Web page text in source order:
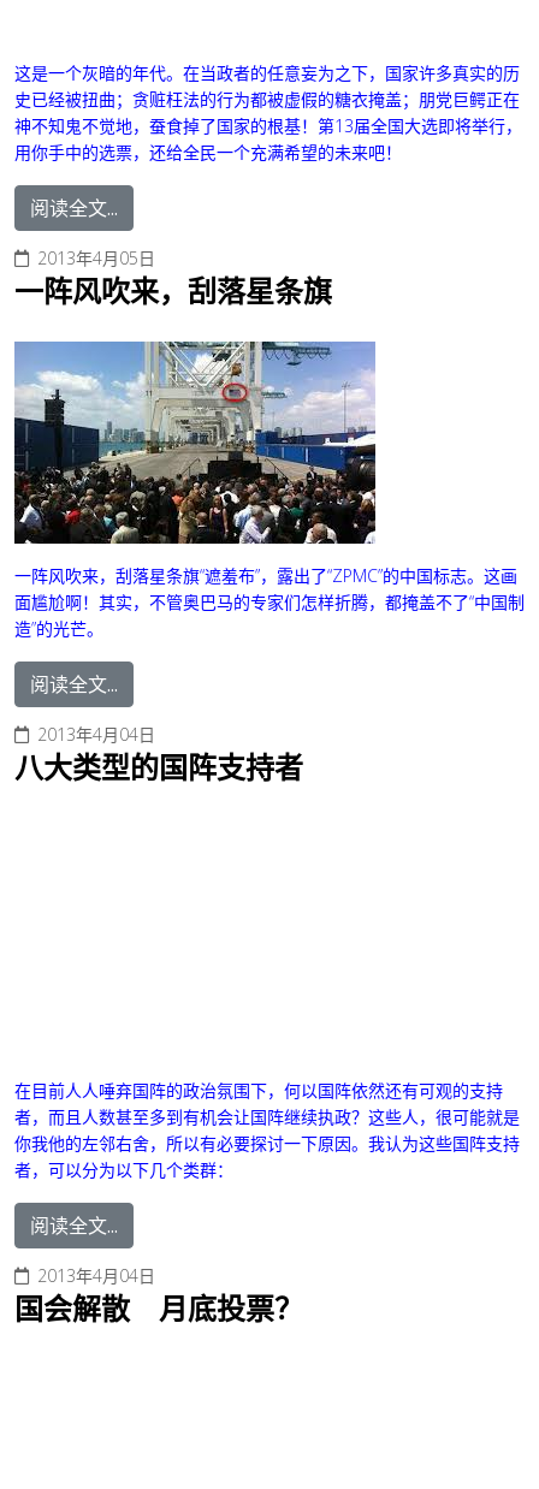
这是一个灰暗的年代。在当政者的任意妄为之下，国家许多真实的历
史已经被扭曲；贪赃枉法的行为都被虚假的糖衣掩盖；朋党巨鳄正在
神不知鬼不觉地，蚕食掉了国家的根基！第13届全国大选即将举行，
用你手中的选票，还给全民一个充满希望的未来吧！
阅读全文...
2013年4月05日
一阵风吹来，刮落星条旗
一阵风吹来，刮落星条旗“遮羞布”，露出了“ZPMC”的中国标志。这画
面尴尬啊！ 其实，不管奥巴马的专家们怎样折腾，都掩盖不了“中国制
造”的光芒。
阅读全文...
2013年4月04日
八大类型的国阵支持者
在目前人人唾弃国阵的政治氛围下，何以国阵依然还有可观的支持
者，而且人数甚至多到有机会让国阵继续执政？这些人，很可能就是
你我他的左邻右舍，所以有必要探讨一下原因。我认为这些国阵支持
者，可以分为以下几个类群：
阅读全文...
2013年4月04日
国会解散 月底投票？